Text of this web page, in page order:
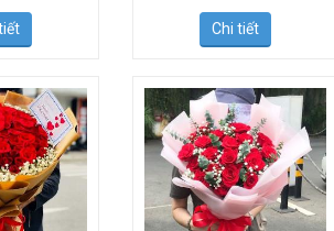
MUA NGAY 800.000 đ MUA NGAY